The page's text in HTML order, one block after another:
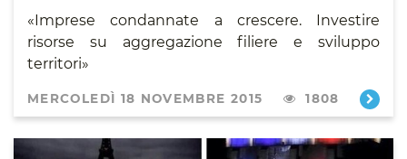
«Imprese condannate a crescere. Investire
risorse su aggregazione filiere e sviluppo
territori»
MERCOLEDÌ 18 NOVEMBRE 2015 1808